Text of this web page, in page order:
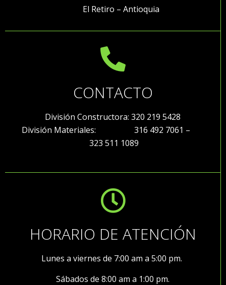
El Retiro – Antioquia
CONTACTO
División Constructora: 320 219 5428
División Materiales: 316 492 7061 –
323 511 1089
HORARIO DE ATENCIÓN
Lunes a viernes de 7:00 am a 5:00 pm.
Sábados de 8:00 am a 1:00 pm.